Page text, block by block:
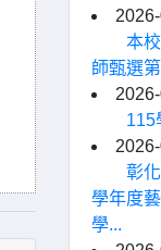
本
師甄選
115
彰
學年度
學...